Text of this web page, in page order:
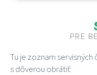
PRE
Tu je zoznam
s dôverou obrátiť: